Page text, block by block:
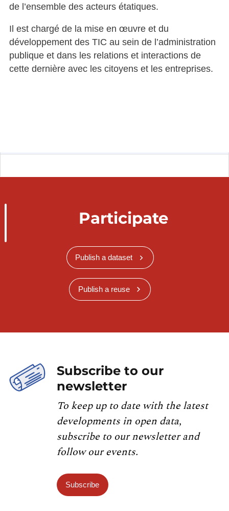
de l’ensemble des acteurs étatiques.
Il est chargé de la mise en œuvre et du
développement des TIC au sein de l’administration
publique et dans les relations et interactions de
cette dernière avec les citoyens et les entreprises.
Participate
Publish a dataset
Publish a reuse
Subscribe to our
newsletter
To keep up to date with the latest
developments in open data,
subscribe to our newsletter and
follow our events.
Subscribe